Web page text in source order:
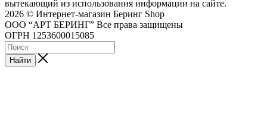
вытекающий из использования информации на сайте.
2026 © Интернет-магазин Беринг Shop
ООО “АРТ БЕРИНГ” Все права защищены
ОГРН 1253600015085
Найти